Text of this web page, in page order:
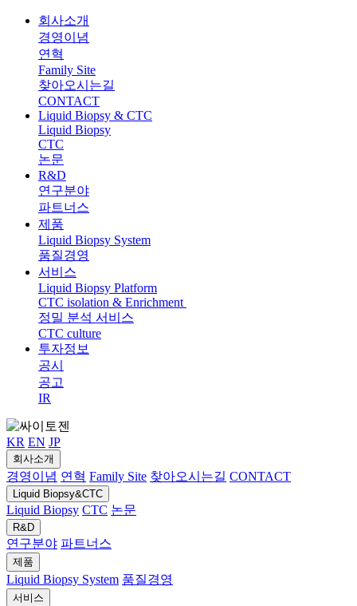
회사소개
경영이념
연혁
Family Site
찾아오시는길
CONTACT
Liquid Biopsy & CTC
Liquid Biopsy
CTC
논문
R&D
연구분야
파트너스
제품
Liquid Biopsy System
품질경영
서비스
Liquid Biopsy Platform
CTC isolation & Enrichment
정밀 분석 서비스
CTC culture
투자정보
공시
공고
IR
KR EN JP
회사소개
경영이념 연혁 Family Site 찾아오시는길 CONTACT
Liquid Biopsy&CTC
Liquid Biopsy CTC 논문
R&D
연구분야 파트너스
제품
Liquid Biopsy System 품질경영
서비스